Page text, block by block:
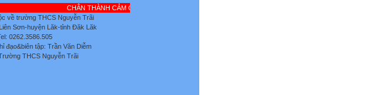
CHÂN THÀNH CẢM ƠN QUÝ THẦY CÔ VÀ QUÝ VỊ ĐÃ GHÉ THĂM WEBSITE CỦA TRƯỜNG THCS NGUYỄN
về trường THCS Nguyễn Trãi
Sơn-huyện Lăk-tỉnh Đăk Lăk
0262.3586.505
đạo&biên tập: Trần Văn Diễm
THCS Nguyễn Trãi